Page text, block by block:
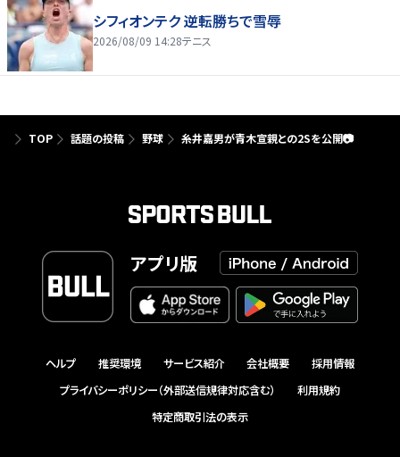
シフィオンテク 逆転勝ちで雪辱
2026/08/09 14:28テニス
TOP 話題の投稿 野球 糸井嘉男が青木宣親との2Sを公開📷
アプリ版
ヘルプ 推奨環境 サービス紹介 会社概要
採用情報
プライバシーポリシー（外部送信規律対応含む）
利用規約
特定商取引法の表示